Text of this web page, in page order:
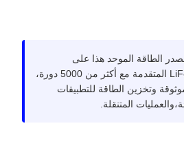
الطاقة الموحد هذا على
تكنولوجيا بطارية LiFePO4 المتقدمة مع أكثر من 5000 دورة،
وتخزين الطاقة للتطبيقات
المتنقلة.